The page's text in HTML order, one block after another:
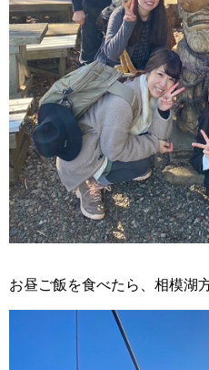
お昼ご飯を食べたら、相模湖